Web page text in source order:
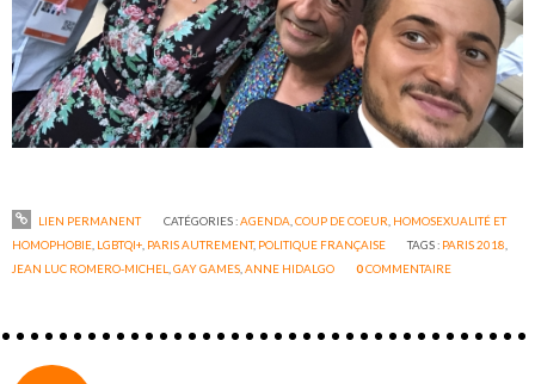
LIEN PERMANENT CATÉGORIES :AGENDA COUP DE COEUR HOMOSEXUALITÉ ET
HOMOPHOBIE LGBTQI+ PARIS AUTREMENT, POLITIQUE FRANÇAISE TAGS : PARIS 2018
JEAN LUC ROMERO-MICHEL ,GAY GAMES ,ANNE HIDALGO 0COMMENTAIRE